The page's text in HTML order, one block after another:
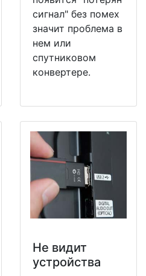
сигнал" без помех
значит проблема в
нем или
спутниковом
конвертере.
Не видит
устройства